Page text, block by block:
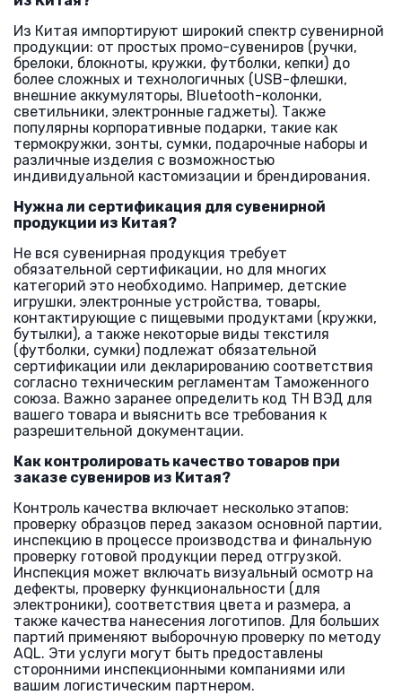
Из Китая импортируют широкий спектр сувенирной
продукции: от простых промо-сувениров (ручки,
брелоки, блокноты, кружки, футболки, кепки) до
более сложных и технологичных (USB-флешки,
внешние аккумуляторы, Bluetooth-колонки,
светильники, электронные гаджеты). Также
популярны корпоративные подарки, такие как
термокружки, зонты, сумки, подарочные наборы и
различные изделия с возможностью
индивидуальной кастомизации и брендирования.
Нужна ли сертификация для сувенирной
продукции из Китая?
Не вся сувенирная продукция требует
обязательной сертификации, но для многих
категорий это необходимо. Например, детские
игрушки, электронные устройства, товары,
контактирующие с пищевыми продуктами (кружки,
бутылки), а также некоторые виды текстиля
(футболки, сумки) подлежат обязательной
сертификации или декларированию соответствия
согласно техническим регламентам Таможенного
союза. Важно заранее определить код ТН ВЭД для
вашего товара и выяснить все требования к
разрешительной документации.
Как контролировать качество товаров при
заказе сувениров из Китая?
Контроль качества включает несколько этапов:
проверку образцов перед заказом основной партии,
инспекцию в процессе производства и финальную
проверку готовой продукции перед отгрузкой.
Инспекция может включать визуальный осмотр на
дефекты, проверку функциональности (для
электроники), соответствия цвета и размера, а
также качества нанесения логотипов. Для больших
партий применяют выборочную проверку по методу
AQL. Эти услуги могут быть предоставлены
сторонними инспекционными компаниями или
вашим логистическим партнером.